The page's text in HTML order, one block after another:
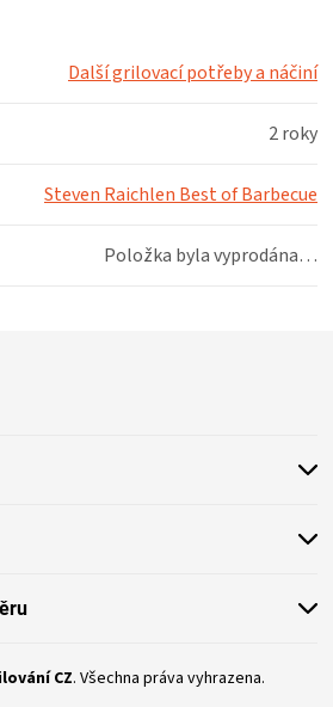
Další grilovací potřeby a náčiní
2 roky
Steven Raichlen Best of Barbecue
Položka byla vyprodána…
CZ. Všechna práva vyhrazena.